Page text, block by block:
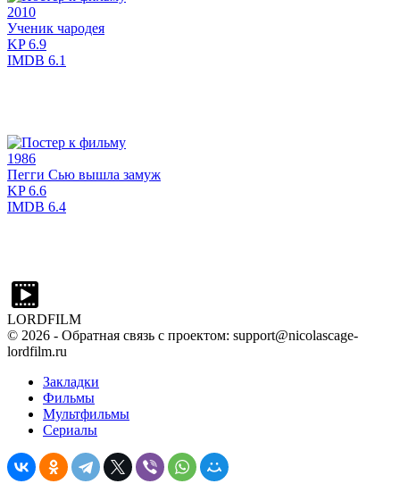
2010
Ученик чародея
KP6.9
IMDB 6.1
1986
Пегги Сью вышла замуж
KP6.6
IMDB 6.4
LORDFILM
© 2026 - Обратная связь с проектом: support@nicolascage-
lordfilm.ru
Закладки
Фильмы
Мультфильмы
Сериалы